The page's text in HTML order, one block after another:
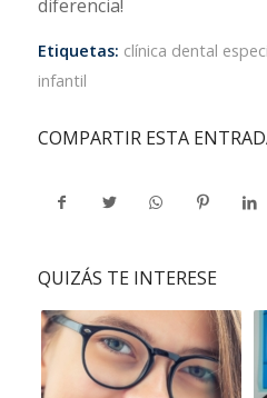
diferencia!
Etiquetas: clínica dental
infantil
COMPARTIR ESTA
QUIZÁS TE INTERESE